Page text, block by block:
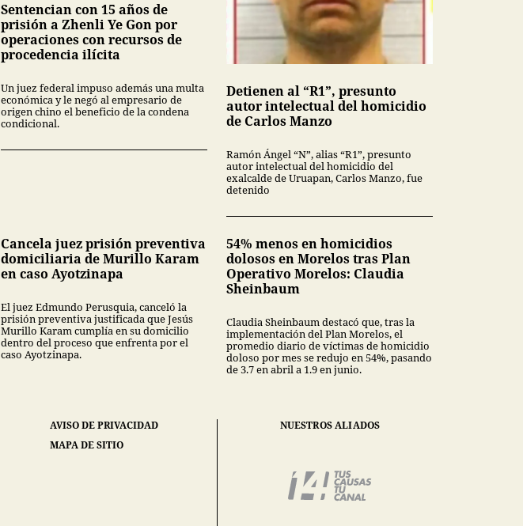
Sentencian con 15 años de
prisión a Zhenli Ye Gon por
operaciones con recursos de
procedencia ilícita
Un juez federal impuso además una multa
económica y le negó al empresario de
origen chino el beneficio de la condena
condicional.
Detienen al “R1”, presunto
autor intelectual del homicidio
de Carlos Manzo
Ramón Ángel “N”, alias “R1”, presunto
autor intelectual del homicidio del
exalcalde de Uruapan, Carlos Manzo, fue
detenido
Cancela juez prisión preventiva
domiciliaria de Murillo Karam
en caso Ayotzinapa
El juez Edmundo Perusquia, canceló la
prisión preventiva justificada que Jesús
Murillo Karam cumplía en su domicilio
dentro del proceso que enfrenta por el
caso Ayotzinapa.
54% menos en homicidios
dolosos en Morelos tras Plan
Operativo Morelos: Claudia
Sheinbaum
Claudia Sheinbaum destacó que, tras la
implementación del Plan Morelos, el
promedio diario de víctimas de homicidio
doloso por mes se redujo en 54%, pasando
de 3.7 en abril a 1.9 en junio.
AVISO DE PRIVACIDAD
MAPA DE SITIO
NUESTROS ALIADOS